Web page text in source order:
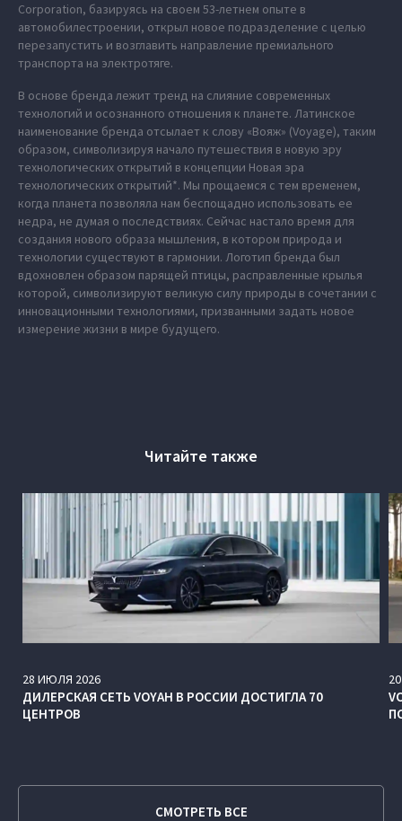
Corporation, базируясь на своем 53-летнем опыте в
автомобилестроении, открыл новое подразделение с целью
перезапустить и возглавить направление премиального
транспорта на электротяге.
В основе бренда лежит тренд на слияние современных
технологий и осознанного отношения к планете. Латинское
наименование бренда отсылает к слову «Вояж» (Voyage), таким
образом, символизируя начало путешествия в новую эру
технологических открытий в концепции Новая эра
технологических открытий*. Мы прощаемся с тем временем,
когда планета позволяла нам беспощадно использовать ее
недра, не думая о последствиях. Сейчас настало время для
создания нового образа мышления, в котором природа и
технологии существуют в гармонии. Логотип бренда был
вдохновлен образом парящей птицы, расправленные крылья
которой, символизируют великую силу природы в сочетании с
инновационными технологиями, призванными задать новое
измерение жизни в мире будущего.
Читайте также
28 ИЮЛЯ 2026
ДИЛЕРСКАЯ СЕТЬ VOYAH В РОССИИ ДОСТИГЛА 70
ЦЕНТРОВ
20
СМОТРЕТЬ ВСЕ